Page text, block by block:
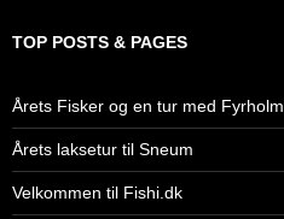
TOP POSTS & PAGES
Årets Fisker og en tur med Fyrholm
Årets laksetur til Sneum
Velkommen til Fishi.dk